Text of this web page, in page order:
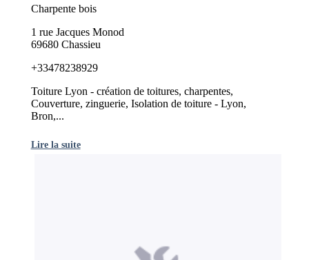
Charpente bois
1 rue Jacques Monod
69680 Chassieu
+33478238929
Toiture Lyon - création de toitures, charpentes,
Couverture, zinguerie, Isolation de toiture - Lyon,
Bron,...
Lire la suite